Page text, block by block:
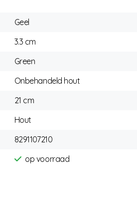
Geel
3.3 cm
Green
Onbehandeld hout
21 cm
Hout
8291107210
op voorraad